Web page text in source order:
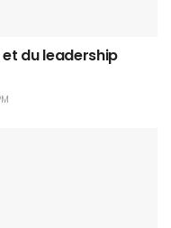
du leadership